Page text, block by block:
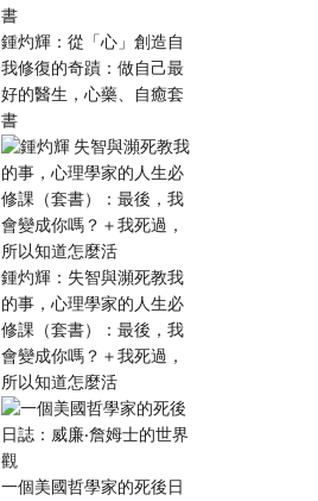
鍾灼輝：從「心」創造自
我修復的奇蹟：做自己最
好的醫生，心藥、自癒套
書
鍾灼輝：失智與瀕死教我
的事，心理學家的人生必
修課（套書）：最後，我
會變成你嗎？＋我死過，
所以知道怎麼活
一個美國哲學家的死後日